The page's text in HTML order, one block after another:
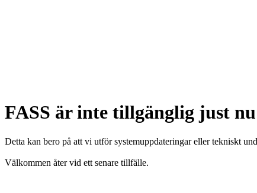
FASS är inte tillgänglig just nu
Detta kan bero på att vi utför systemuppdateringar eller tekniskt
Välkommen åter vid ett senare tillfälle.